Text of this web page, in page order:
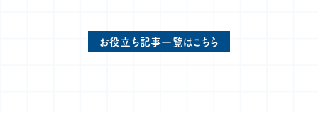
お役立ち記事一覧はこちら